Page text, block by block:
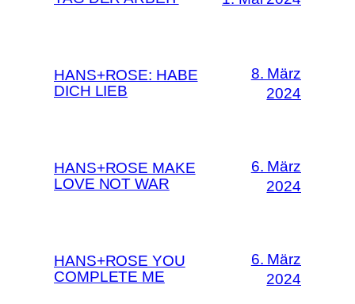
HANS+ROSE: HABE
DICH LIEB
8. März
2024
HANS+ROSE MAKE
LOVE NOT WAR
6. März
2024
HANS+ROSE YOU
COMPLETE ME
6. März
2024